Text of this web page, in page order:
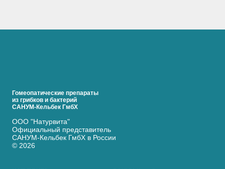
Гомеопатические препараты
из грибков и бактерий
САНУМ-Кельбек ГмбХ
ООО "Натурвита"
Официальный представитель
САНУМ-Кельбек ГмбХ в России
© 2026